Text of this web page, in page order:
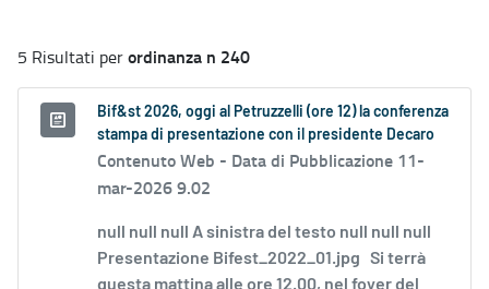
5 Risultati perordinanza n 240
Bif&st 2026, oggi al Petruzzelli (ore 12) la conferenza
stampa di presentazione con il presidente Decaro
Contenuto Web - Data di Pubblicazione 11-
mar-2026 9.02
null null null A sinistra del testo null null null
Presentazione Bifest_2022_01.jpg Si terrà
questa mattina alle ore 12.00, nel foyer del